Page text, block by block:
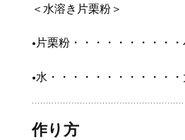
＜水溶き片栗粉＞
• 片栗粉・・・・・・・・・
•水・・・・・・・・・・・・
作り方